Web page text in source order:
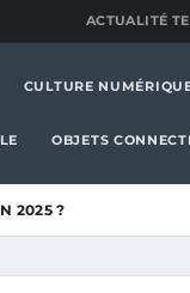
ACTUALITÉ
CULTURE
OBJETS
2025 ?